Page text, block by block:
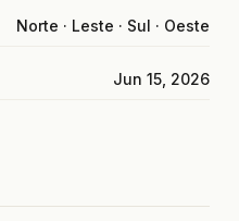
Norte · Leste · Sul · Oeste
Jun 15, 2026